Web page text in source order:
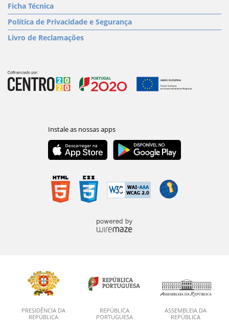
Ficha Técnica
Política de Privacidade e Segurança
Livro de Reclamações
PRESIDÊNCIA DA
REPÚBLICA
REPÚBLICA
PORTUGUESA
ASSEMBLEIA DA
REPÚBLICA